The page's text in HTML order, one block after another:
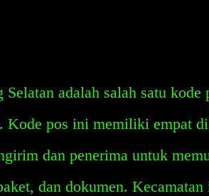
adalah salah satu kode
Kode pos ini memiliki empat
dan penerima untuk
dan dokumen.